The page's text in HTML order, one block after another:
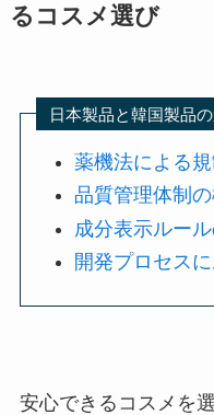
るコスメ選び
日本製品と韓国製品
薬機法による
品質管理体制
成分表示ルー
開発プロセス
安心できるコスメを